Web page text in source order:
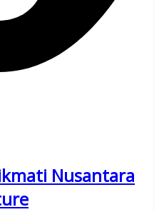
Nusantara